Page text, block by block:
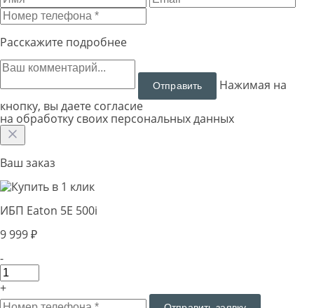
Расскажите подробнее
Нажимая на
кнопку, вы даете согласие
на обработку своих персональных данных
Ваш заказ
ИБП Eaton 5E 500i
9 999 ₽
-
+